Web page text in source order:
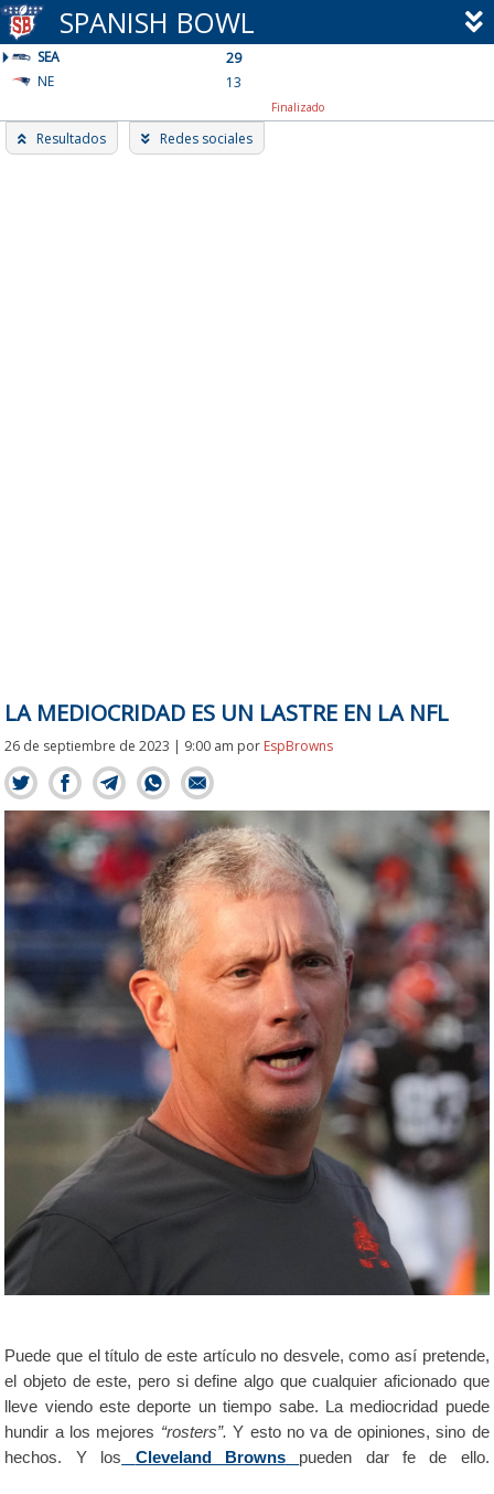
Skip
to
content
SPANISH BOWL
SEA
29
NE
13
Finalizado
Resultados Redes sociales
LA MEDIOCRIDAD ES UN LASTRE EN LA NFL
26 de septiembre de 2023 | 9:00 am por EspBrowns
Puede que el título de este artículo no desvele, como así pretende,
el objeto de este, pero si define algo que cualquier aficionado que
lleve viendo este deporte un tiempo sabe. La mediocridad puede
hundir a los mejores “rosters”. Y esto no va de opiniones, sino de
hechos. Y los Cleveland Browns
pueden dar fe de ello.